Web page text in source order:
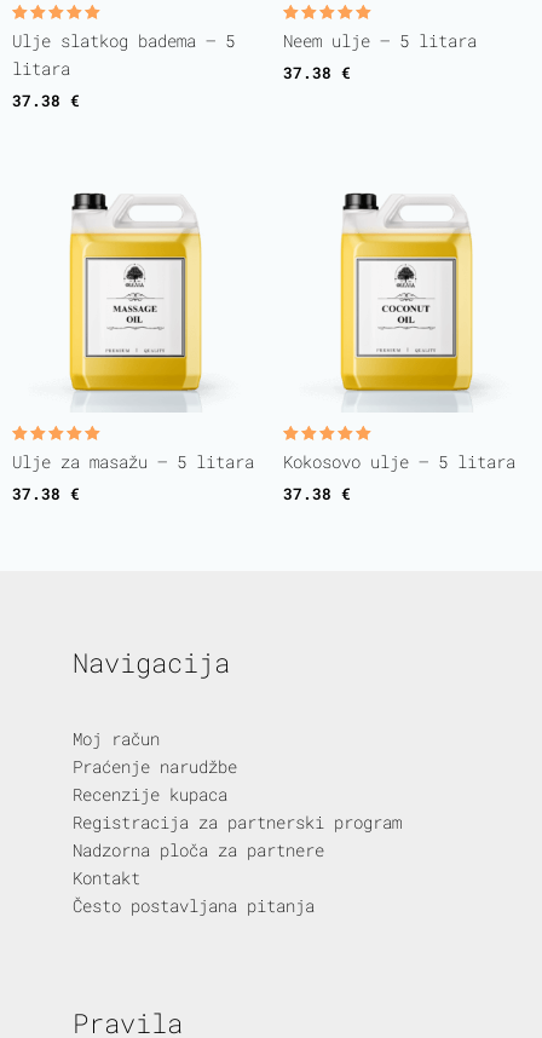
Rated
5.00
out of 5
Ulje slatkog badema – 5
litara
37.38 €
Rated
5.00
Neem ulje – 5 litara
37.38 €
Rated
5.00
Ulje za masažu – 5 litara
37.38 €
Rated
5.00
Kokosovo ulje – 5 litara
37.38 €
Navigacija
Moj račun
Praćenje narudžbe
Recenzije kupaca
Registracija za partnerski program
Nadzorna ploča za partnere
Kontakt
Često postavljana pitanja
Pravila